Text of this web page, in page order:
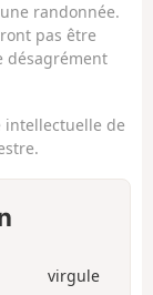
randonnée.
pas être
désagrément
intellectuelle de
virgule